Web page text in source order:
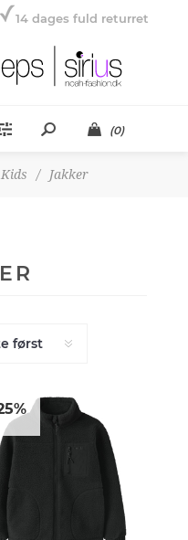
14 dages fuld returret
(0)
Kids / Jakker